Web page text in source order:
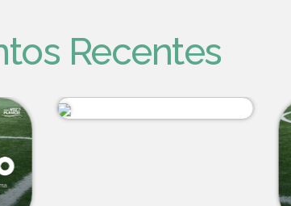
Recentes